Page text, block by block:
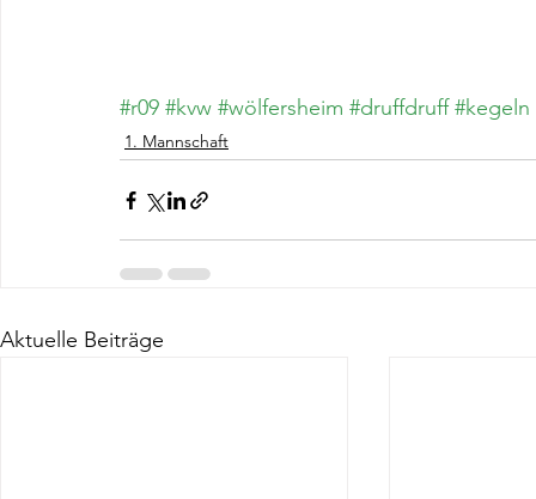
#r09 #kvw #wölfersheim #druffdruff #kegeln
1. Mannschaft
Aktuelle Beiträge